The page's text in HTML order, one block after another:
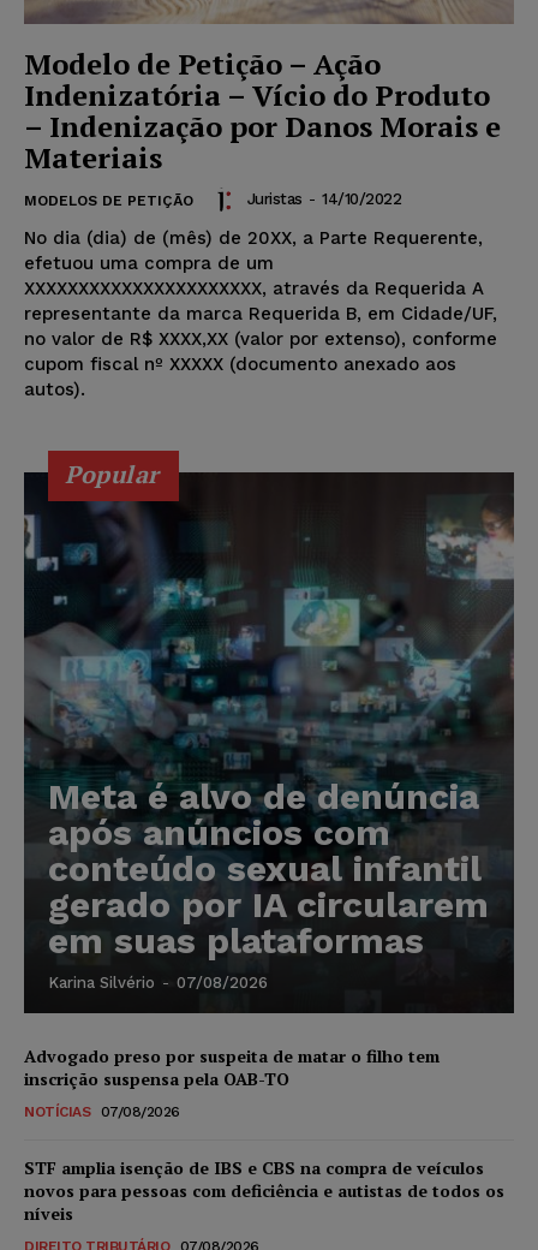
Modelo de Petição – Ação
Indenizatória – Vício do Produto
– Indenização por Danos Morais e
Materiais
MODELOS DE PETIÇÃO Juristas - 14/10/2022
No dia (dia) de (mês) de 20XX, a Parte Requerente,
efetuou uma compra de um
XXXXXXXXXXXXXXXXXXXXXX, através da Requerida A
representante da marca Requerida B, em Cidade/UF,
no valor de R$ XXXX,XX (valor por extenso), conforme
cupom fiscal nº XXXXX (documento anexado aos
autos).
Popular
Meta é alvo de denúncia
após anúncios com
conteúdo sexual infantil
gerado por IA circularem
em suas plataformas
Karina Silvério - 07/08/2026
Advogado preso por suspeita de matar o filho tem
inscrição suspensa pela OAB-TO
NOTÍCIAS 07/08/2026
STF amplia isenção de IBS e CBS na compra de veículos
novos para pessoas com deficiência e autistas de todos os
níveis
DIREITO TRIBUTÁRIO 07/08/2026